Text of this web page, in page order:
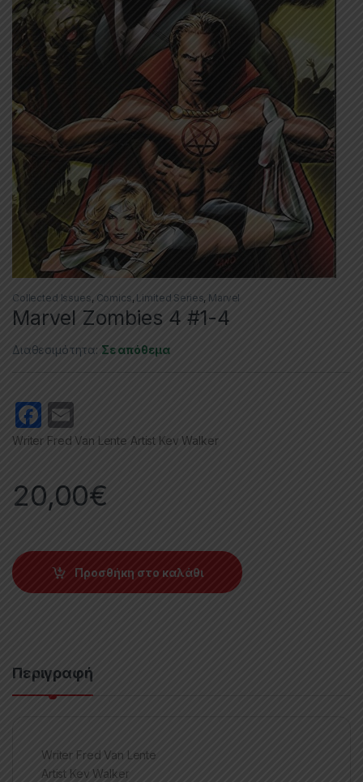
Collected Issues , Comics , Limited Series, Marvel
Marvel Zombies 4 #1-4
Διαθεσιμότητα: Σε απόθεμα
F
a
e
b
o
o
k
m
Writer Fred Van Lente Artist Kev Walker
20,00€
Προσθήκη στο καλάθι
Περιγραφή
Writer Fred Van Lente
Artist Kev Walker